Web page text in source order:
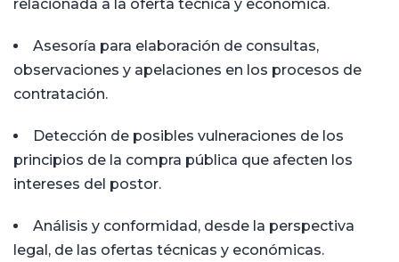
relacionada a la oferta técnica y económica.
Asesoría para elaboración de consultas,
observaciones y apelaciones en los procesos de
contratación.
Detección de posibles vulneraciones de los
principios de la compra pública que afecten los
intereses del postor.
Análisis y conformidad, desde la perspectiva
legal, de las ofertas técnicas y económicas.